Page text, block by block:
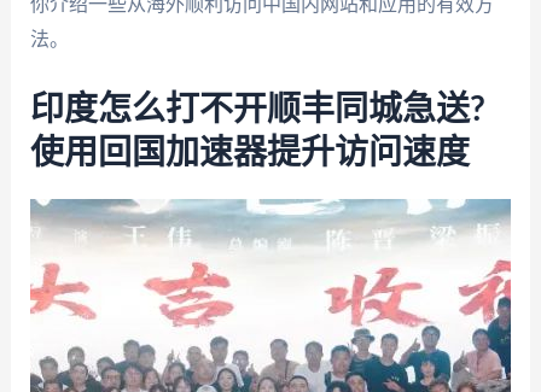
你介绍一些从海外顺利访问中国内网站和应用的有效方
法。
印度怎么打不开顺丰同城急送?
使用回国加速器提升访问速度